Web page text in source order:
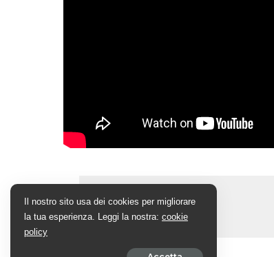
Il nostro sito usa dei cookies per migliorare
la tua esperienza. Leggi la nostra: cookie
policy